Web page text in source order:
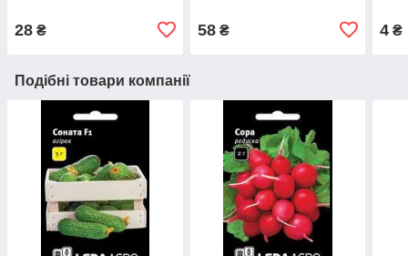
28 ₴ 58₴ 4 ₴
Подібні товари компанії